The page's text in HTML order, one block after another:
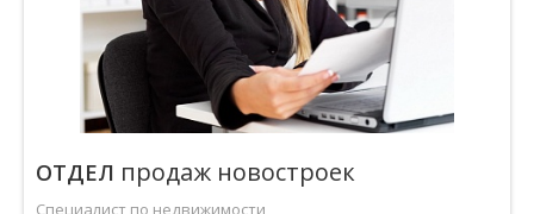
ОТДЕЛ продаж новостроек
Специалист по недвижимости